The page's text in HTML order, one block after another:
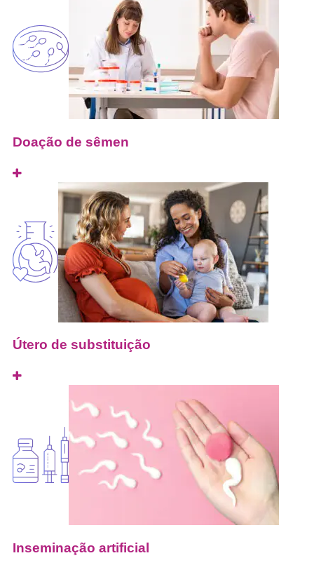
Doação de sêmen
Útero de substituição
Inseminação artificial